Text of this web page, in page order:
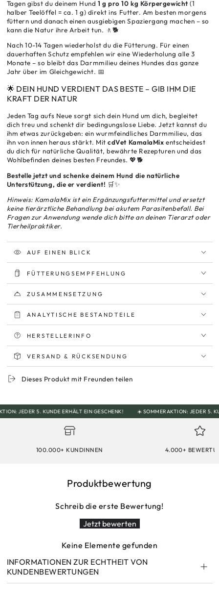
Tagen gibst du deinem Hund1 g pro 10 kg Körpergewicht (1
halber Teelöffel = ca. 1 g) direkt ins Futter. Am besten morgens
füttern und danach einen ausgiebigen Spaziergang machen – so
kann die Natur ihre Arbeit tun. 🚶🐕
Nach 10-14 Tagen wiederholst du die Fütterung. Für einen
dauerhaften Schutz empfehlen wir eine Wiederholung alle 3
Monate – so bleibt das Darmmilieu deines Hundes das ganze
Jahr über im Gleichgewicht. 📅
🌟 DEIN HUND VERDIENT DAS BESTE – GIB IHM DIE
KRAFT DER NATUR
Jeden Tag aufs Neue sorgt sich dein Hund um dich, begleitet
dich treu und schenkt dir bedingungslose Liebe. Jetzt kannst du
ihm etwas zurückgeben: ein wurmfeindliches Darmmilieu, das
ihn von innen heraus stärkt. MitcdVet KamalaMix entscheidest
du dich für natürliche Qualität, bewährte Rezepturen und das
Wohlbefinden deines besten Freundes. 💖🐕
Bestelle jetzt und schenke deinem Hund die natürliche
Unterstützung, die er verdient! 🛒✨
Hinweis: KamalaMix ist ein Ergänzungsfuttermittel und ersetzt
keine tierärztliche Behandlung bei akutem Parasitenbefall. Bei
Fragen zur Anwendung wende dich bitte an deinen Tierarzt oder
Tierheilpraktiker.
AUF EINEN BLICK
FÜTTERUNGSEMPFEHLUNG
ZUSAMMENSETZUNG
ANALYTISCHE BESTANDTEILE
HERSTELLERINFO
VERSAND & RÜCKSENDUNG
Dieses Produkt mit Freunden teilen
5. KUNDE ERHÄLT EIN GESCHENK! ☀️ SOMMERAKTION: JEDER 5. KUNDE
100.000+ KUNDINNEN 4.000+
Produktbewertung
Schreib die erste Bewertung!
Jetzt bewerten
Keine Elemente gefunden
INFORMATIONEN ZUR ECHTHEIT VON
KUNDENBEWERTUNGEN